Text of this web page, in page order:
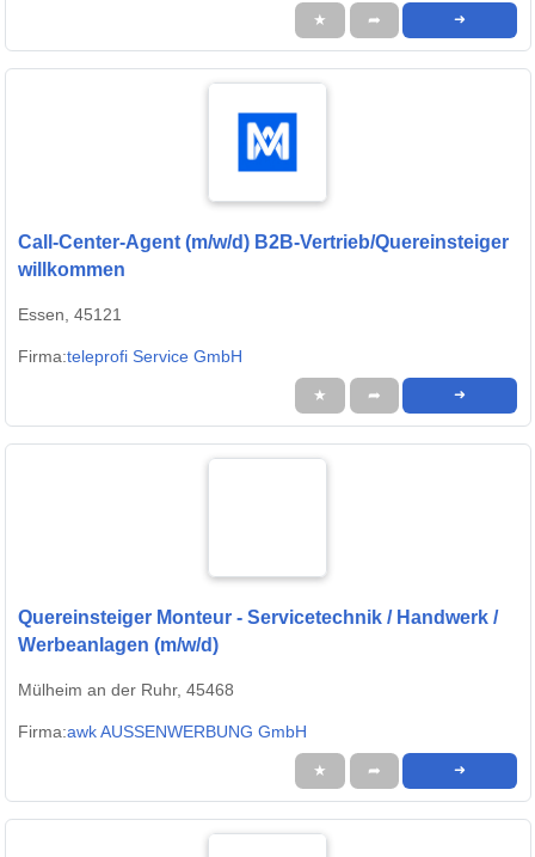
★ ➦ ➜
Call-Center-Agent (m/w/d) B2B-Vertrieb/Quereinsteiger
willkommen
Essen, 45121
Firma:teleprofi Service GmbH
★ ➦ ➜
Quereinsteiger Monteur - Servicetechnik / Handwerk /
Werbeanlagen (m/w/d)
Mülheim an der Ruhr, 45468
Firma:awk AUSSENWERBUNG GmbH
★ ➦ ➜